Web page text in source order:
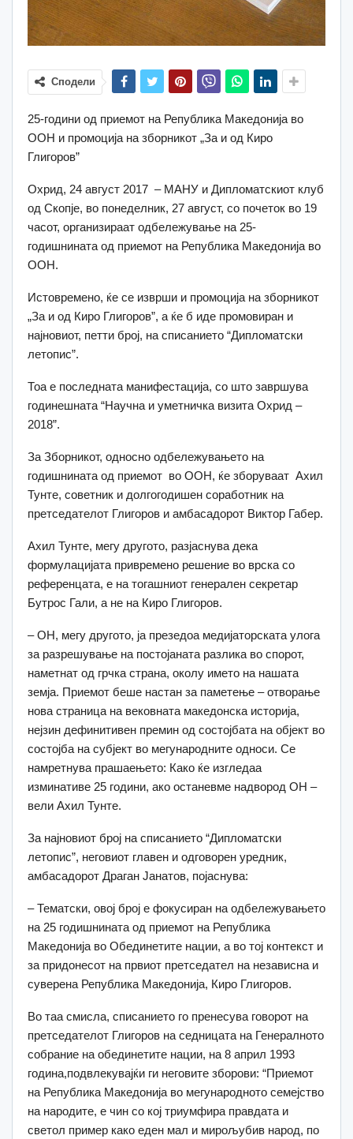
Сподели
25-години од приемот на Република Македонија во
ООН и промоција на зборникот „За и од Киро
Глигоров”
Охрид, 24 август 2017 – МАНУ и Дипломатскиот клуб
од Скопје, во понеделник, 27 август, со почеток во 19
часот, организираат одбележување на 25-
годишнината од приемот на Република Македонија во
ООН.
Истовремено, ќе се изврши и промоција на зборникот
„За и од Киро Глигоров”, а ќе б иде промовиран и
најновиот, петти број, на списанието “Дипломатски
летопис”.
Тоа е последната манифестација, со што завршува
годинешната “Научна и уметничка визита Охрид –
2018”.
За Зборникот, односно одбележувањето на
годишнината од приемот во ООН, ќе зборуваат Ахил
Тунте, советник и долгогодишен соработник на
претседателот Глигоров и амбасадорот Виктор Габер.
Ахил Тунте, мегу другото, разјаснува дека
формулацијата привремено решение во врска со
референцата, е на тогашниот генерален секретар
Бутрос Гали, а не на Киро Глигоров.
– ОН, мегу другото, ја презедоа медијаторската улога
за разрешување на постојаната разлика во спорот,
наметнат од грчка страна, околу името на нашата
земја. Приемот беше настан за паметење – отворање
нова страница на вековната македонска историја,
нејзин дефинитивен премин од состојбата на објект во
состојба на субјект во мегународните односи. Се
намретнува прашаењето: Како ќе изгледаа
изминативе 25 години, ако останевме надвород ОН –
вели Ахил Тунте.
За најновиот број на списанието “Дипломатски
летопис”, неговиот главен и одговорен уредник,
амбасадорот Драган Јанатов, појаснува:
– Тематски, овој број е фокусиран на одбележувањето
на 25 годишнината од приемот на Република
Македонија во Обединетите нации, а во тој контекст и
за придонесот на првиот претседател на независна и
суверена Република Македонија, Киро Глигоров.
Во таа смисла, списанието го пренесува говорот на
претседателот Глигоров на седницата на Генералното
собрание на обединетите нации, на 8 април 1993
година,подвлекувајќи ги неговите зборови: “Приемот
на Република Македонија во мегународното семејство
на народите, е чин со кој триумфира правдата и
светол пример како еден мал и мирољубив народ, по